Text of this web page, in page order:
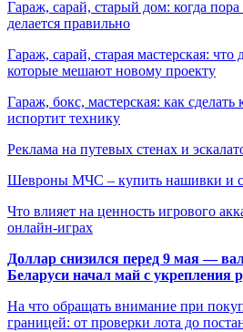
Гараж, сарай, старый дом: когда пора
делается правильно
Гараж, сарай, старая мастерская: что
которые мешают новому проекту
Гараж, бокс, мастерская: как
испортит технику
Реклама на путевых стенах и
Шевроны МЧС – купить нашивки и
Что влияет на ценность игрового
онлайн-играх
Доллар снизился перед 9 мая —
Беларуси начал май с укрепления
На что обращать внимание при
границей: от проверки лота до